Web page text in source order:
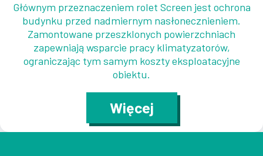
Głównym przeznaczeniem rolet Screen jest ochrona
budynku przed nadmiernym nasłonecznieniem.
Zamontowane przeszklonych powierzchniach
zapewniają wsparcie pracy klimatyzatorów,
ograniczając tym samym koszty eksploatacyjne
obiektu.
Więcej